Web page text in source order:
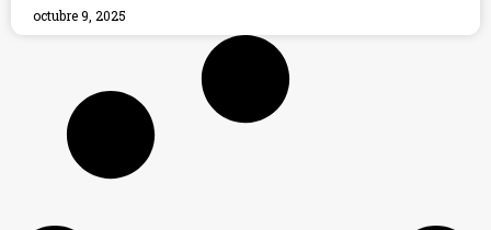
octubre 9, 2025